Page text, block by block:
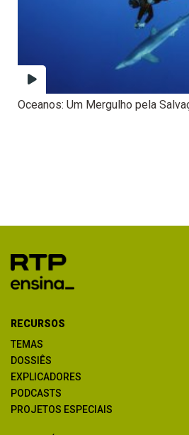
Oceanos: Um Mergulho pela
RECURSOS
TEMAS
DOSSIÊS
EXPLICADORES
PODCASTS
PROJETOS ESPECIAIS